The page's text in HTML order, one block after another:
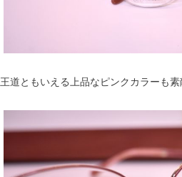
王道ともいえる上品なピンクカラーも素